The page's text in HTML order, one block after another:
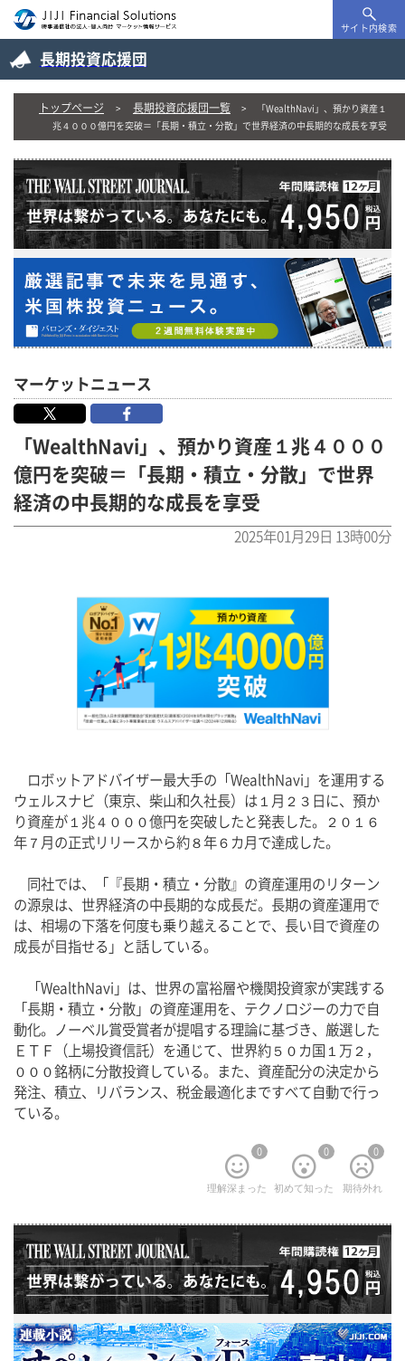
サイト内検索
長期投資応援団
トップページ 長期投資応援団一覧
「WealthNavi」、預かり資産１
兆４０００億円を突破＝「長期・積立・分散」で世界経済の中長期的な成長を享受
マーケットニュース
「WealthNavi」、預かり資産１兆４０００
億円を突破＝「長期・積立・分散」で世界
経済の中長期的な成長を享受
2025年01月29日 13時00分
ロボットアドバイザー最大手の「WealthNavi」を運用する
ウェルスナビ（東京、柴山和久社長）は１月２３日に、預か
り資産が１兆４０００億円を突破したと発表した。２０１６
年７月の正式リリースから約８年６カ月で達成した。
同社では、「『長期・積立・分散』の資産運用のリターン
の源泉は、世界経済の中長期的な成長だ。長期の資産運用で
は、相場の下落を何度も乗り越えることで、長い目で資産の
成長が目指せる」と話している。
「WealthNavi」は、世界の富裕層や機関投資家が実践する
「長期・積立・分散」の資産運用を、テクノロジーの力で自
動化。ノーベル賞受賞者が提唱する理論に基づき、厳選した
ＥＴＦ（上場投資信託）を通じて、世界約５０カ国１万２，
０００銘柄に分散投資している。また、資産配分の決定から
発注、積立、リバランス、税金最適化まですべて自動で行っ
ている。
0
理解深まった
0
初めて知った
0
期待外れ